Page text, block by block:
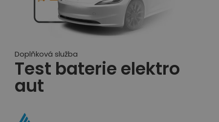
Doplňková služba
Test baterie elektro
aut